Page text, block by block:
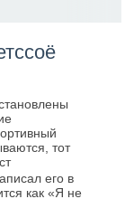
тот
его в
как «Я не